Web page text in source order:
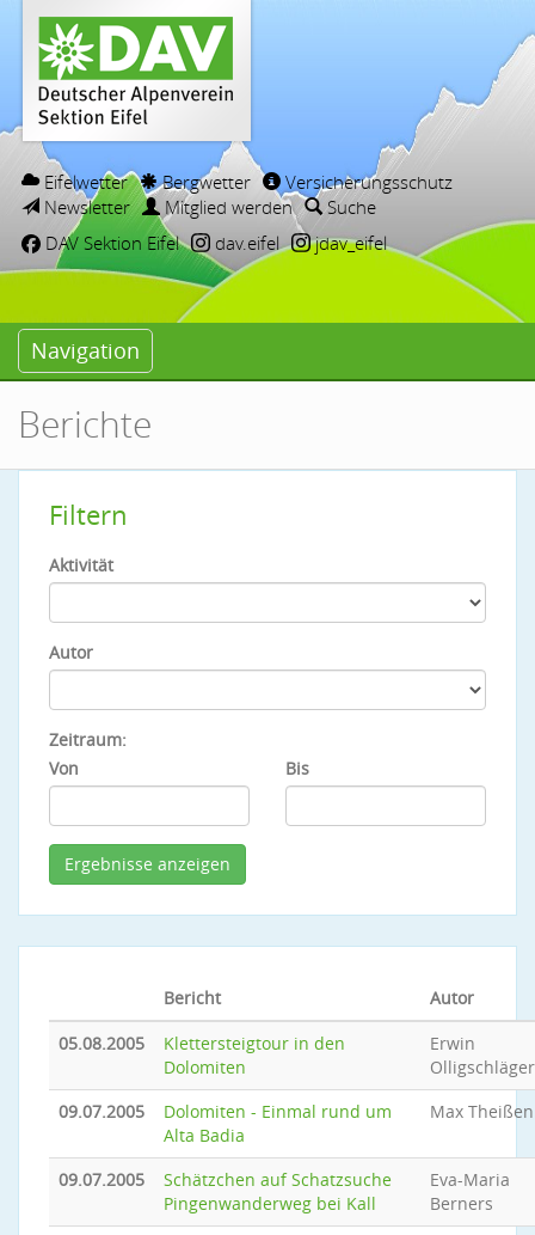
Eifelwetter Bergwetter
Versicherungsschutz
Newsletter
Mitglied werden
Suche
DAV Sektion Eifel
dav.eifel jdav_eifel
Navigation
Berichte
Filtern
Aktivität
Autor
Zeitraum:
Von
Bis
Bericht
Autor
05.08.2005
Klettersteigtour in den
Dolomiten
Erwin
Olligschläger
09.07.2005
Dolomiten - Einmal rund um
Alta Badia
Max Theißen
09.07.2005
Schätzchen auf Schatzsuche
Pingenwanderweg bei Kall
Eva-Maria
Berners